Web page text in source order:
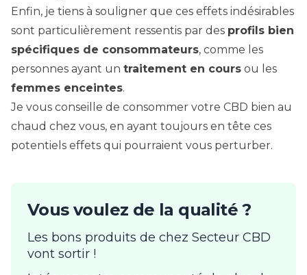
Enfin, je tiens à souligner que ces effets indésirables
sont particulièrement ressentis par des profils bien
spécifiques de consommateurs, comme les
personnes ayant un traitement en cours ou les
femmes enceintes.
Je vous conseille de consommer votre CBD bien au
chaud chez vous, en ayant toujours en tête ces
potentiels effets qui pourraient vous perturber.
Vous voulez de la qualité ?
Les bons produits de chez Secteur CBD
vont sortir !